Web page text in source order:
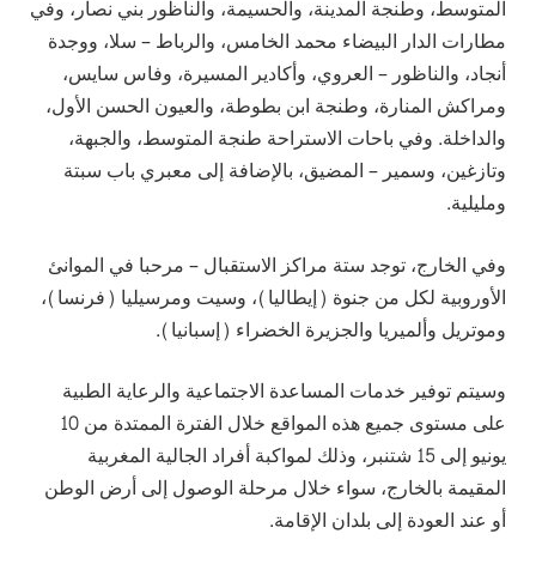
المتوسط، وطنجة المدينة، والحسيمة، والناظور بني نصار، وفي
مطارات الدار البيضاء محمد الخامس، والرباط – سلا، ووجدة
أنجاد، والناظور – العروي، وأكادير المسيرة، وفاس سايس،
ومراكش المنارة، وطنجة ابن بطوطة، والعيون الحسن الأول،
والداخلة. وفي باحات الاستراحة طنجة المتوسط، والجبهة،
وتازغين، وسمير – المضيق، بالإضافة إلى معبري باب سبتة
ومليلية.
وفي الخارج، توجد ستة مراكز الاستقبال – مرحبا في الموانئ
الأوروبية لكل من جنوة (إيطاليا)، وسيت ومرسيليا (فرنسا)،
وموتريل وألميريا والجزيرة الخضراء (إسبانيا).
وسيتم توفير خدمات المساعدة الاجتماعية والرعاية الطبية
على مستوى جميع هذه المواقع خلال الفترة الممتدة من 10
يونيو إلى 15 شتنبر، وذلك لمواكبة أفراد الجالية المغربية
المقيمة بالخارج، سواء خلال مرحلة الوصول إلى أرض الوطن
أو عند العودة إلى بلدان الإقامة.